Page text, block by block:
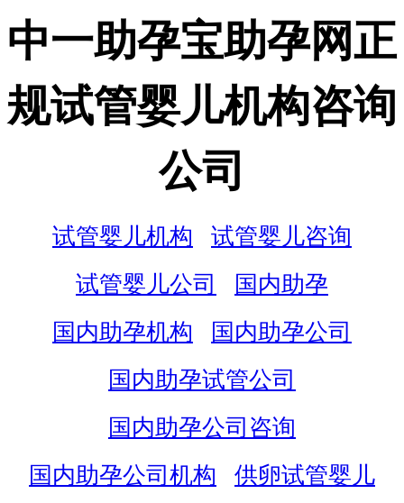
中一助孕宝助孕网正
规试管婴儿机构咨询
公司
试管婴儿机构
试管婴儿咨询
试管婴儿公司
国内助孕
国内助孕机构
国内助孕公司
国内助孕试管公司
国内助孕公司咨询
国内助孕公司机构
供卵试管婴儿